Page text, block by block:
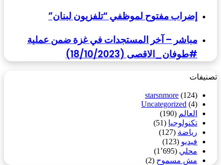
إضراب مفتوح لموظفي “تلفزيون لبنان”
مباشر – آخر المستجدات في غزة ضمن عملية
#طوفان_الاقصى (18/10/2023)
تصنيفات
starsnmore (124)
Uncategorized (4)
العالم (190)
تكنولوجيا (51)
رياضة (127)
فيديو (123)
محلي (1٬695)
مش مسموح (2)